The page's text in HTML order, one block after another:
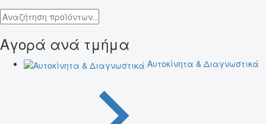
Αγορά ανά τμήμα
Αυτοκίνητα & Διαγνωστικά